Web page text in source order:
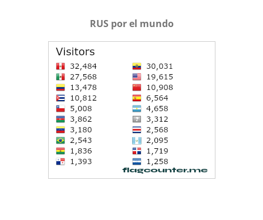
RUS por el mundo